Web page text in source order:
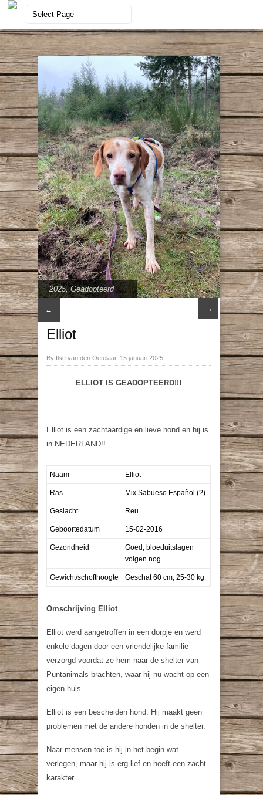
2025,Geadopteerd
← →
Elliot
By Ilse van den Oetelaar, 15 januari 2025
ELLIOT IS GEADOPTEERD!!!
Elliot is een zachtaardige en lieve hond.en hij is
in NEDERLAND!!
Naam Elliot
Ras Mix Sabueso Español (?)
Geslacht Reu
Geboortedatum 15-02-2016
Gezondheid
Goed, bloeduitslagen
volgen nog
Gewicht/schofthoogte Geschat 60 cm, 25-30 kg
Omschrijving Elliot
Elliot werd aangetroffen in een dorpje en werd
enkele dagen door een vriendelijke familie
verzorgd voordat ze hem naar de shelter van
Puntanimals brachten, waar hij nu wacht op een
eigen huis.
Elliot is een bescheiden hond. Hij maakt geen
problemen met de andere honden in de shelter.
Naar mensen toe is hij in het begin wat
verlegen, maar hij is erg lief en heeft een zacht
karakter.